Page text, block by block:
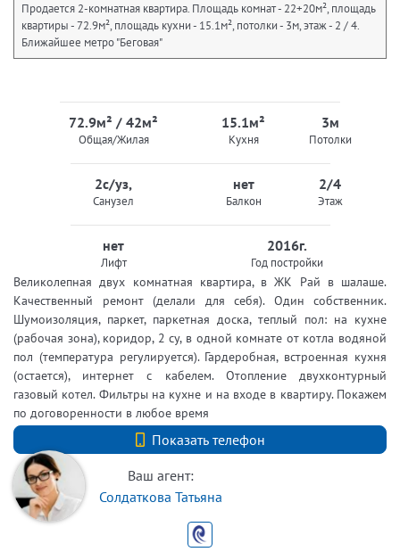
Продается 2-комнатная квартира. Площадь комнат - 22+20м², площадь
квартиры - 72.9м², площадь кухни - 15.1м², потолки - 3м, этаж - 2 / 4.
Ближайшее метро "Беговая"
72.9м² / 42м²
Общая/Жилая
15.1м²
Кухня
3м
Потолки
2с/уз,
Санузел
нет
Балкон
2/4
Этаж
нет
Лифт
2016г.
Год постройки
Великолепная двух комнатная квартира, в ЖК Рай в шалаше.
Качественный ремонт (делали для себя). Один собственник.
Шумоизоляция, паркет, паркетная доска, теплый пол: на кухне
(рабочая зона), коридор, 2 су, в одной комнате от котла водяной
пол (температура регулируется). Гардеробная, встроенная кухня
(остается), интернет с кабелем. Отопление двухконтурный
газовый котел. Фильтры на кухне и на входе в квартиру. Покажем
по договоренности в любое время
Показать телефон
+7 (812) 740-70-40
Ваш агент:
Солдаткова Татьяна